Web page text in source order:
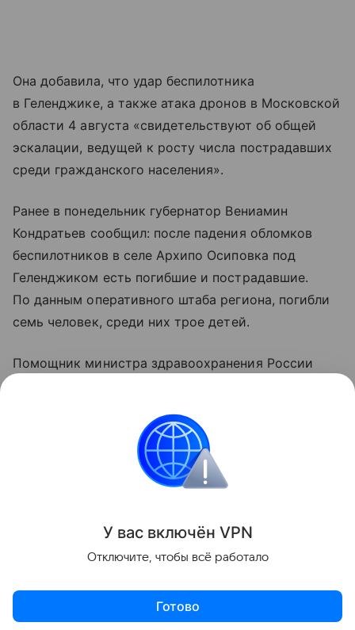
Она добавила, что удар беспилотника
в Геленджике, а также атака дронов в Московской
области 4 августа «свидетельствуют об общей
эскалации, ведущей к росту числа пострадавших
среди гражданского населения».
Ранее в понедельник губернатор Вениамин
Кондратьев сообщил: после падения обломков
беспилотников в селе Архипо Осиповка под
Геленджиком есть погибшие и пострадавшие.
По данным оперативного штаба региона, погибли
семь человек, среди них трое детей.
Помощник министра здравоохранения России
оказали амбулаторно.
Россия ООН
Поделиться
У вас включён VPN
Отключите, чтобы всё работало
Готово